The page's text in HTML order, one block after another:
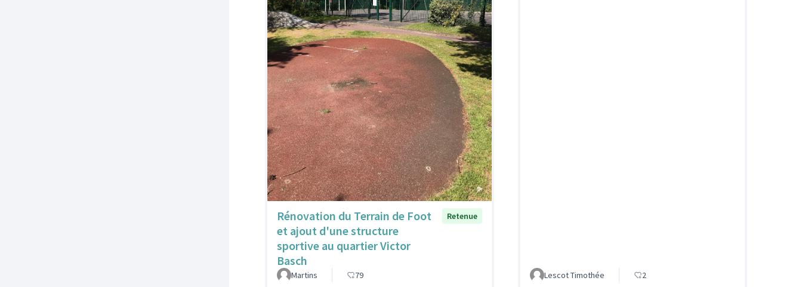
Rénovation du Terrain de Foot
et ajout d'une structure
sportive au quartier Victor
Basch
Retenue
Martins 79 Lescot Timothée 2